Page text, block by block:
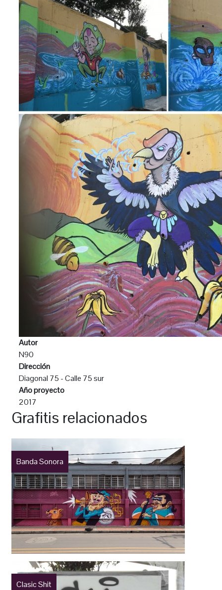
Autor
N90
Dirección
Diagonal 75 - Calle 75 sur
Año proyecto
2017
Grafitis relacionados
Banda Sonora
Clasic Shit